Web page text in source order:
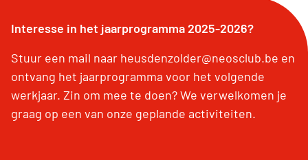
Interesse in het jaarprogramma 2025-2026?
Stuur een mail naar heusdenzolder@neosclub.be en
ontvang het jaarprogramma voor het volgende
werkjaar. Zin om mee te doen? We verwelkomen je
graag op een van onze geplande activiteiten.